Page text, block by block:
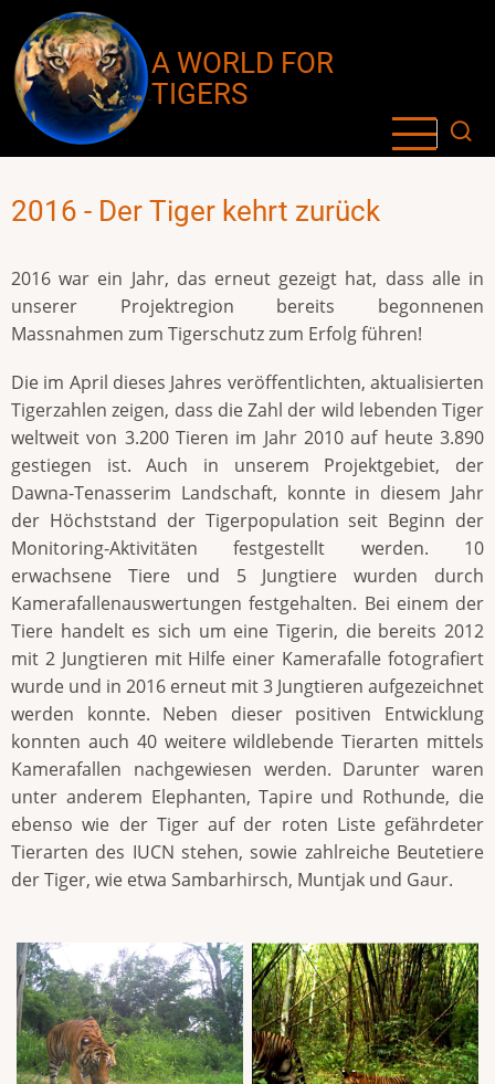
zum
Inhalt
A WORLD FOR
TIGERS
2016 - Der Tiger kehrt zurück
2016 war ein Jahr, das erneut gezeigt hat, dass alle in
unserer Projektregion bereits begonnenen
Massnahmen zum Tigerschutz zum Erfolg führen!
Die im April dieses Jahres veröffentlichten, aktualisierten
Tigerzahlen zeigen, dass die Zahl der wild lebenden Tiger
weltweit von 3.200 Tieren im Jahr 2010 auf heute 3.890
gestiegen ist. Auch in unserem Projektgebiet, der
Dawna-Tenasserim Landschaft, konnte in diesem Jahr
der Höchststand der Tigerpopulation seit Beginn der
Monitoring-Aktivitäten festgestellt werden. 10
erwachsene Tiere und 5 Jungtiere wurden durch
Kamerafallenauswertungen festgehalten. Bei einem der
Tiere handelt es sich um eine Tigerin, die bereits 2012
mit 2 Jungtieren mit Hilfe einer Kamerafalle fotografiert
wurde und in 2016 erneut mit 3 Jungtieren aufgezeichnet
werden konnte. Neben dieser positiven Entwicklung
konnten auch 40 weitere wildlebende Tierarten mittels
Kamerafallen nachgewiesen werden. Darunter waren
unter anderem Elephanten, Tapire und Rothunde, die
ebenso wie der Tiger auf der roten Liste gefährdeter
Tierarten des IUCN stehen, sowie zahlreiche Beutetiere
der Tiger, wie etwa Sambarhirsch, Muntjak und Gaur.